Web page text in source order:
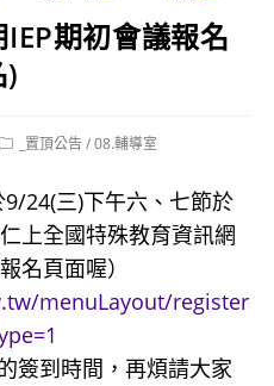
期初會議報名
)
Post _置頂公告/08.輔導室
24(三)下午六、七節於
上全國特殊教育資訊網
名頁面喔）
menuLayout/register
簽到時間，再煩請大家